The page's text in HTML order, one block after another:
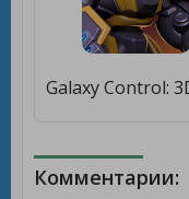
Комментарии: